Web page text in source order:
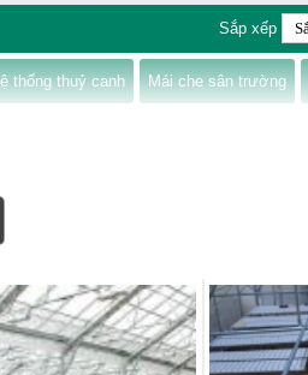
thống thuỷ canh Mái che sân trường
Sắp xếp